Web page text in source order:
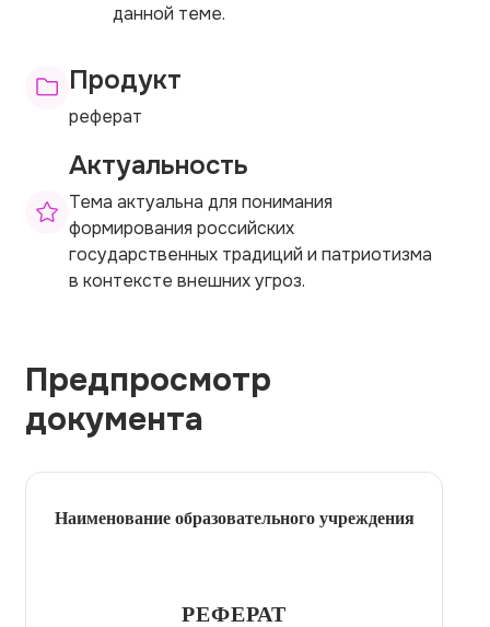
данной теме.
Продукт
реферат
Актуальность
Тема актуальна для понимания
формирования российских
государственных традиций и патриотизма
в контексте внешних угроз.
Предпросмотр
документа
Наименование образовательного учреждения
РЕФЕРАТ